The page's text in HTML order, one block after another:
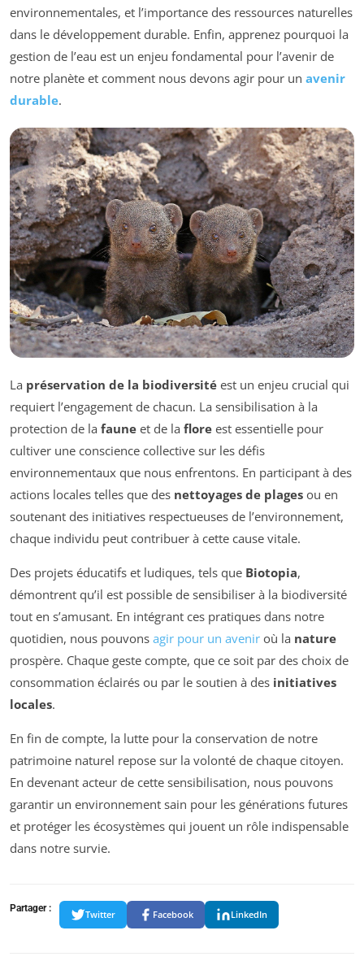
environnementales, et l’importance des ressources naturelles
dans le développement durable. Enfin, apprenez pourquoi la
gestion de l’eau est un enjeu fondamental pour l’avenir de
notre planète et comment nous devons agir pour un avenir
durable.
La préservation de la biodiversité est un enjeu crucial qui
requiert l’engagement de chacun. La sensibilisation à la
protection de la faune et de la flore est essentielle pour
cultiver une conscience collective sur les défis
environnementaux que nous enfrentons. En participant à des
actions locales telles que des nettoyages de plages ou en
soutenant des initiatives respectueuses de l’environnement,
chaque individu peut contribuer à cette cause vitale.
Des projets éducatifs et ludiques, tels que Biotopia,
démontrent qu’il est possible de sensibiliser à la biodiversité
tout en s’amusant. En intégrant ces pratiques dans notre
quotidien, nous pouvons agir pour un avenir où la nature
prospère. Chaque geste compte, que ce soit par des choix de
consommation éclairés ou par le soutien à des initiatives
locales.
En fin de compte, la lutte pour la conservation de notre
patrimoine naturel repose sur la volonté de chaque citoyen.
En devenant acteur de cette sensibilisation, nous pouvons
garantir un environnement sain pour les générations futures
et protéger les écosystèmes qui jouent un rôle indispensable
dans notre survie.
Partager :
Twitter Facebook LinkedIn